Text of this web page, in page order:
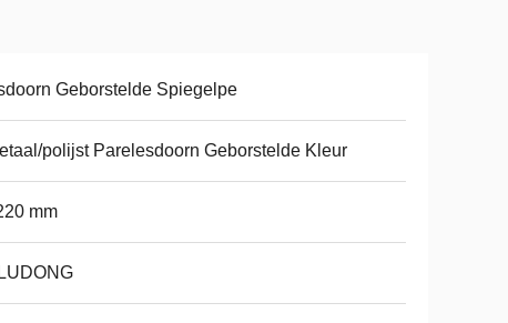
Geborstelde Spiegelpe
polijst Parelesdoorn Geborstelde Kleur
mm